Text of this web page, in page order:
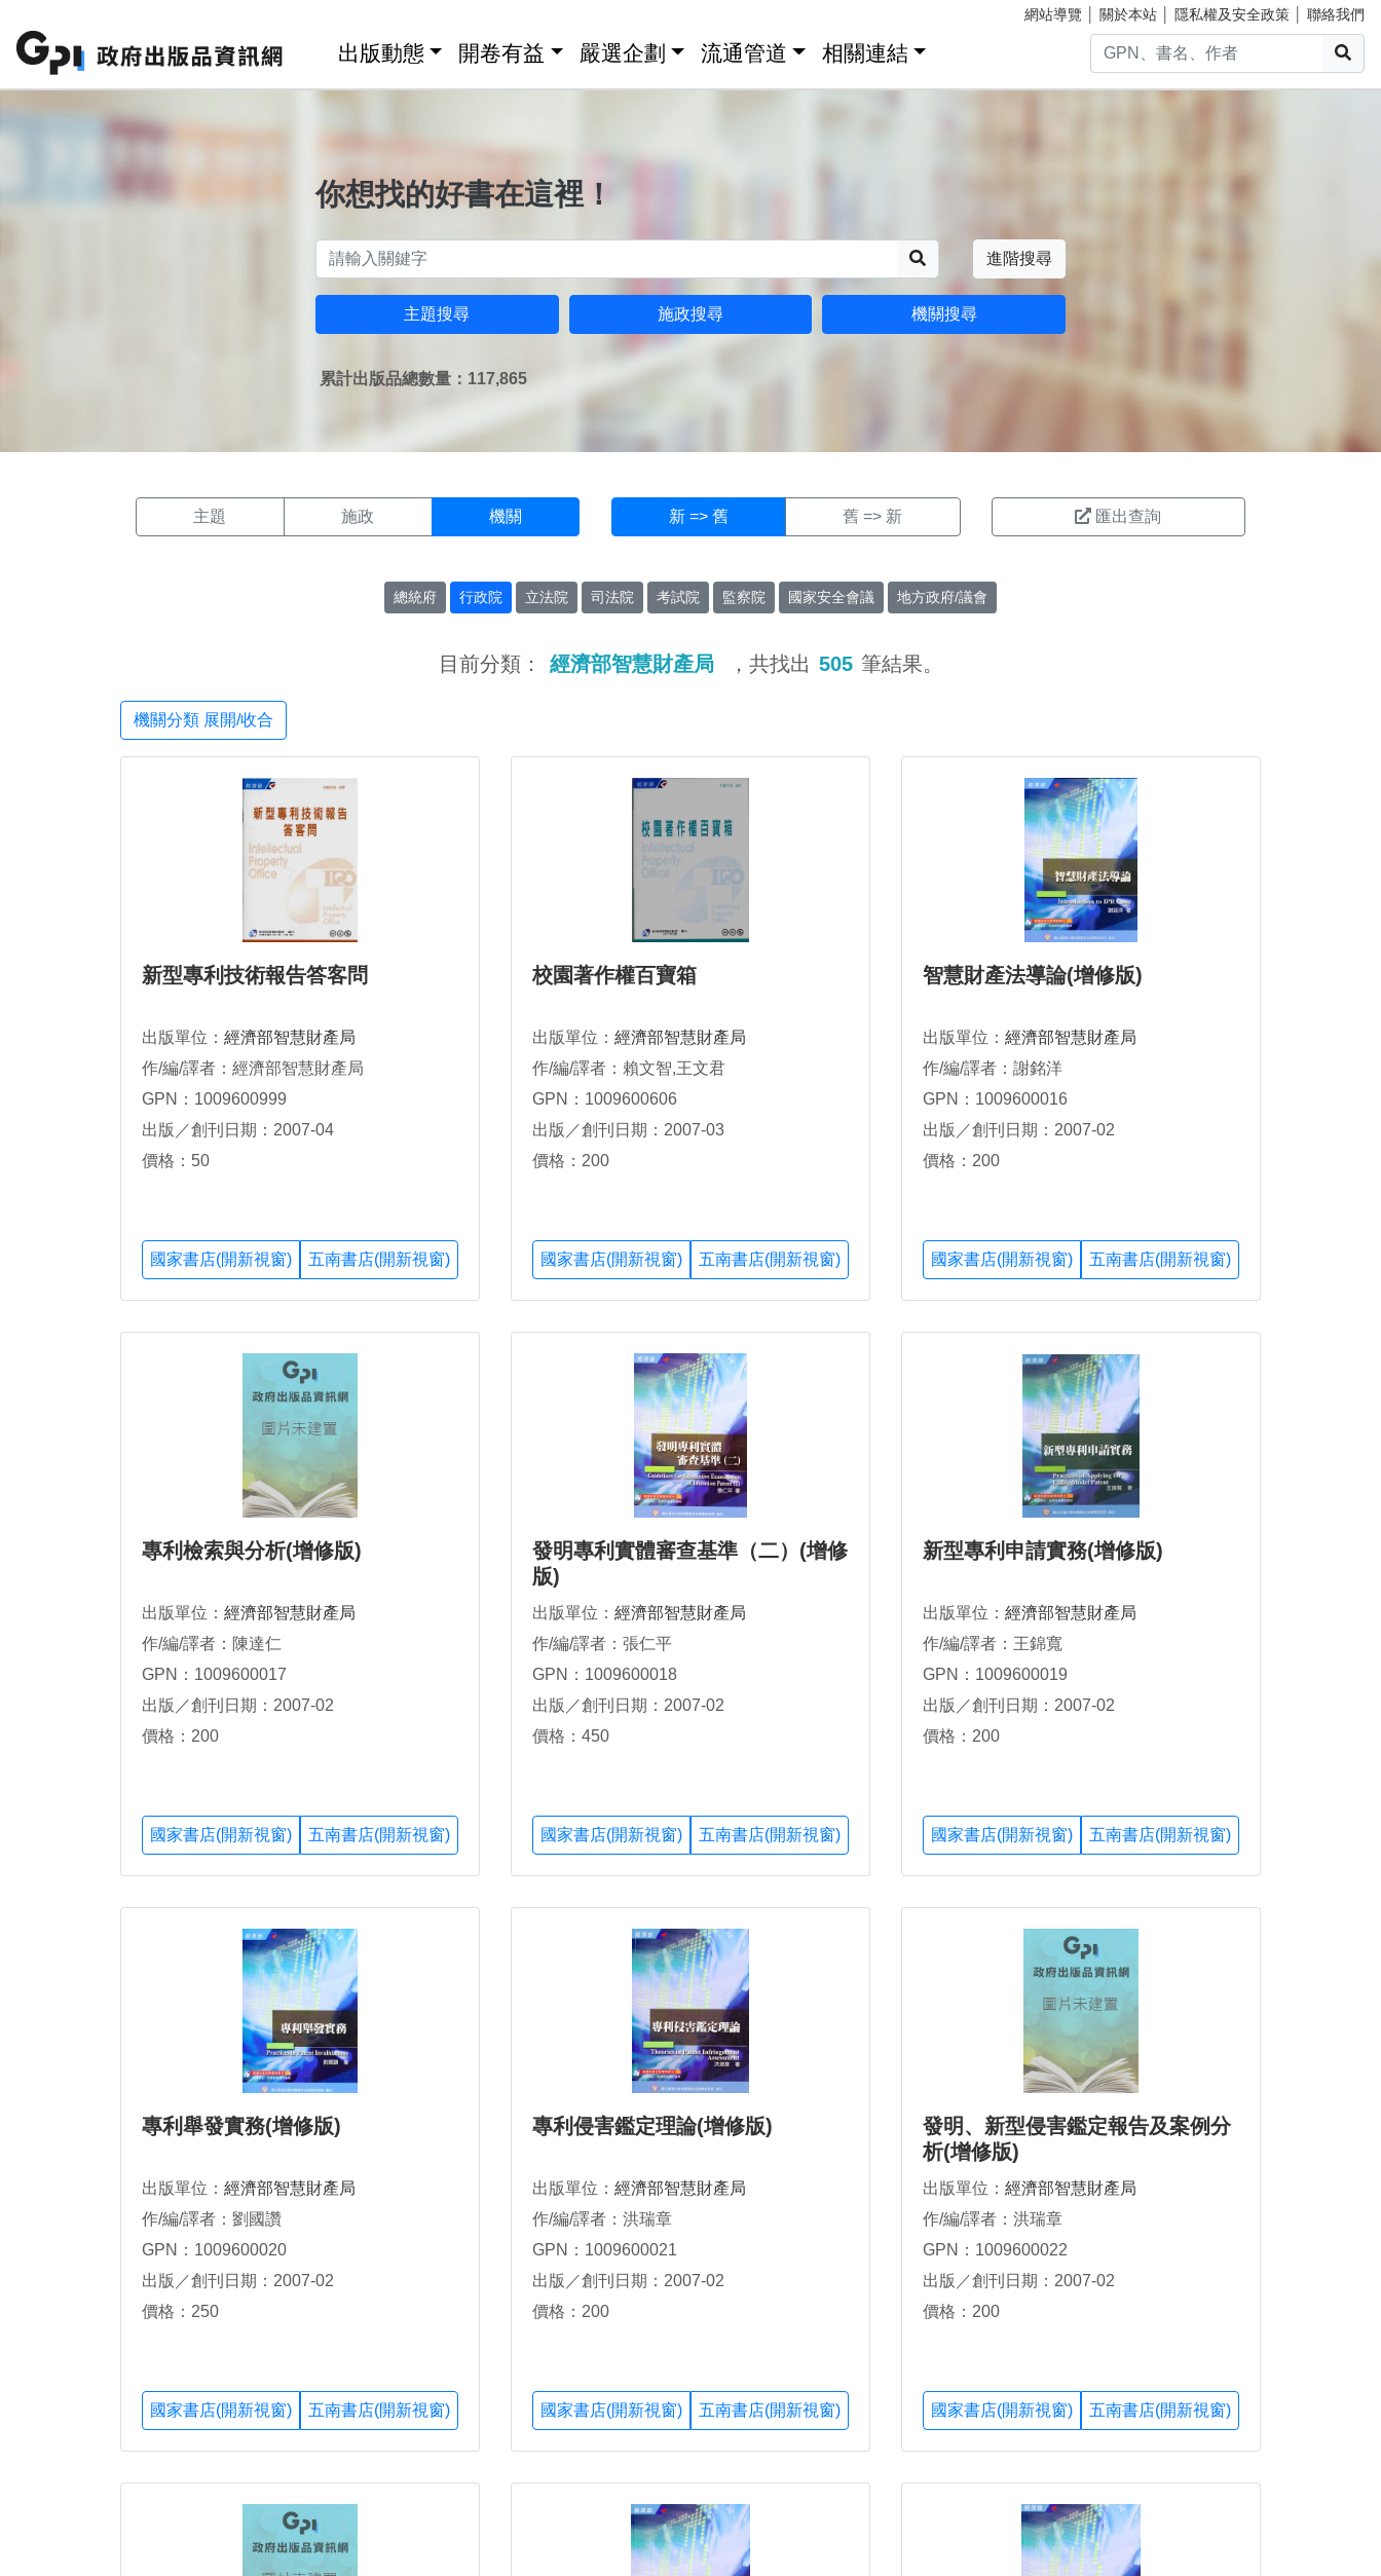
網站導覽 關於本站 隱私權及安全政策 聯絡我們
出版動態 開卷有益 嚴選企劃 流通管道 相關連結
你想找的好書在這裡！
進階搜尋
主題搜尋 施政搜尋 機關搜尋
累計出版品總數量：117,865
主題 施政 機關 新 => 舊 舊 => 新 匯出查詢
總統府 行政院 立法院 司法院 考試院 監察院 國家安全會議 地方政府/議會
目前分類： 經濟部智慧財產局 ，共找出 505 筆結果。
機關分類 展開/收合
新型專利技術報告答客問
出版單位： 經濟部智慧財產局
作/編/譯者：經濟部智慧財產局
GPN：1009600999
出版／創刊日期：2007-04
價格：50
國家書店(開新視窗) 五南書店(開新視窗)
校園著作權百寶箱
出版單位： 經濟部智慧財產局
作/編/譯者：賴文智,王文君
GPN：1009600606
出版／創刊日期：2007-03
價格：200
國家書店(開新視窗) 五南書店(開新視窗)
智慧財產法導論(增修版)
出版單位： 經濟部智慧財產局
作/編/譯者：謝銘洋
GPN：1009600016
出版／創刊日期：2007-02
價格：200
國家書店(開新視窗) 五南書店(開新視窗)
專利檢索與分析(增修版)
出版單位： 經濟部智慧財產局
作/編/譯者：陳達仁
GPN：1009600017
出版／創刊日期：2007-02
價格：200
國家書店(開新視窗) 五南書店(開新視窗)
發明專利實體審查基準（二）(增修
版)
出版單位： 經濟部智慧財產局
作/編/譯者：張仁平
GPN：1009600018
出版／創刊日期：2007-02
價格：450
國家書店(開新視窗) 五南書店(開新視窗)
新型專利申請實務(增修版)
出版單位： 經濟部智慧財產局
作/編/譯者：王錦寬
GPN：1009600019
出版／創刊日期：2007-02
價格：200
國家書店(開新視窗) 五南書店(開新視窗)
專利舉發實務(增修版)
出版單位： 經濟部智慧財產局
作/編/譯者：劉國讚
GPN：1009600020
出版／創刊日期：2007-02
價格：250
國家書店(開新視窗) 五南書店(開新視窗)
專利侵害鑑定理論(增修版)
出版單位： 經濟部智慧財產局
作/編/譯者：洪瑞章
GPN：1009600021
出版／創刊日期：2007-02
價格：200
國家書店(開新視窗) 五南書店(開新視窗)
發明、新型侵害鑑定報告及案例分
析(增修版)
出版單位： 經濟部智慧財產局
作/編/譯者：洪瑞章
GPN：1009600022
出版／創刊日期：2007-02
價格：200
國家書店(開新視窗) 五南書店(開新視窗)